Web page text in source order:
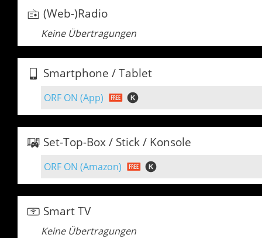
(Web-)Radio
Keine Übertragungen
Smartphone / Tablet
ORF ON (App)
Set-Top-Box / Stick / Konsole
ORF ON (Amazon)
Smart TV
Keine Übertragungen